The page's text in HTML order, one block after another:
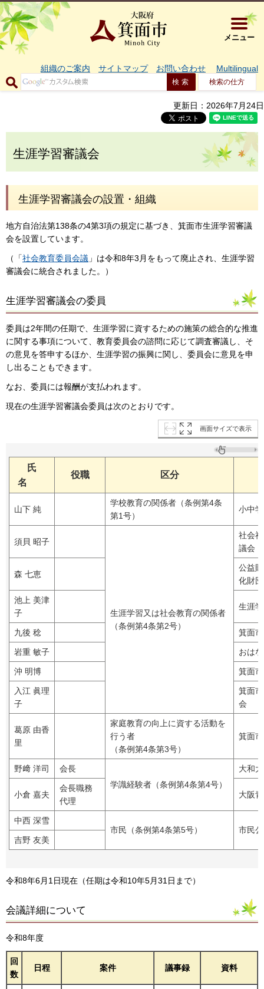
大阪府箕
メニュー
組織のご案内 サイトマップ お問い合わせ Multilingual
検索の仕方
更新日：2026年7月24日
生涯学習審議会
生涯学習審議会の設置・組織
地方自治法第138条の4第3項の規定に基づき、箕面市生涯学習審議
会を設置しています。
（「社会教育委員会議 」は令和8年3月をもって廃止され、生涯学習
審議会に統合されました。）
生涯学習審議会の委員
委員は2年間の任期で、生涯学習に資するための施策の総合的な推進
に関する事項について、教育委員会の諮問に応じて調査審議し、そ
の意見を答申するほか、生涯学習の振興に関し、委員会に意見を申
し出ることもできます。
なお、委員には報酬が支払われます。
現在の生涯学習審議会委員は次のとおりです。
画面サイズで表示
氏
名
役職 区分
山下 純
学校教育の関係者（条例第4条
第1号）
小中
須貝 昭子
生涯学習又は社会教育の関係者
（条例第4条第2号）
社会
議会
森 七恵
公益
化財団
池上 美津
子
生涯
九後 稔 箕面
岩重 敏子 おは
沖 明博 箕面
入江 眞理
子
箕面
会
葛原 由香
里
家庭教育の向上に資する活動を
行う者
（条例第4条第3号）
箕面
野﨑 洋司
会長
学識経験者（条例第4条第4号）
大和
小倉 嘉夫
会長職務
代理
大阪
中西 深雪
市民（条例第4条第5号）
市民
吉野 友美
令和8年6月1日現在（任期は令和10年5月31日まで）
会議詳細について
令和8年度
回
数
日程 案件 議事録 資料